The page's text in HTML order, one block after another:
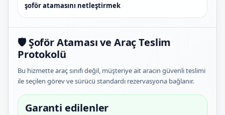
şoför atamasını netleştirmek
🛡️ Şoför Ataması ve Araç Teslim
Protokolü
Bu hizmette araç sınıfı değil, müşteriye ait aracın güvenli teslimi
ile seçilen görev ve sürücü standardı rezervasyona bağlanır.
Garanti edilenler